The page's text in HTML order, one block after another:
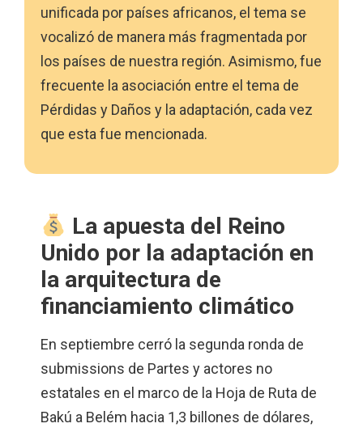
unificada por países africanos, el tema se
vocalizó de manera más fragmentada por
los países de nuestra región. Asimismo, fue
frecuente la asociación entre el tema de
Pérdidas y Daños y la adaptación, cada vez
que esta fue mencionada.
La apuesta del Reino
Unido por la adaptación en
la arquitectura de
financiamiento climático
En septiembre cerró la segunda ronda de
submissions de Partes y actores no
estatales en el marco de la Hoja de Ruta de
Bakú a Belém hacia 1,3 billones de dólares,